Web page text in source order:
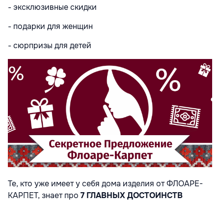
- эксклюзивные скидки
- подарки для женщин
- сюрпризы для детей
Те, кто уже имеет у себя дома изделия от ФЛОАРЕ-
КАРПЕТ, знает про 7 ГЛАВНЫХ ДОСТОИНСТВ